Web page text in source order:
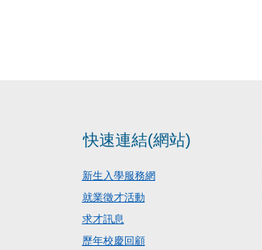
快速連結(網站)
新生入學服務網
就業徵才活動
求才訊息
歷年校慶回顧